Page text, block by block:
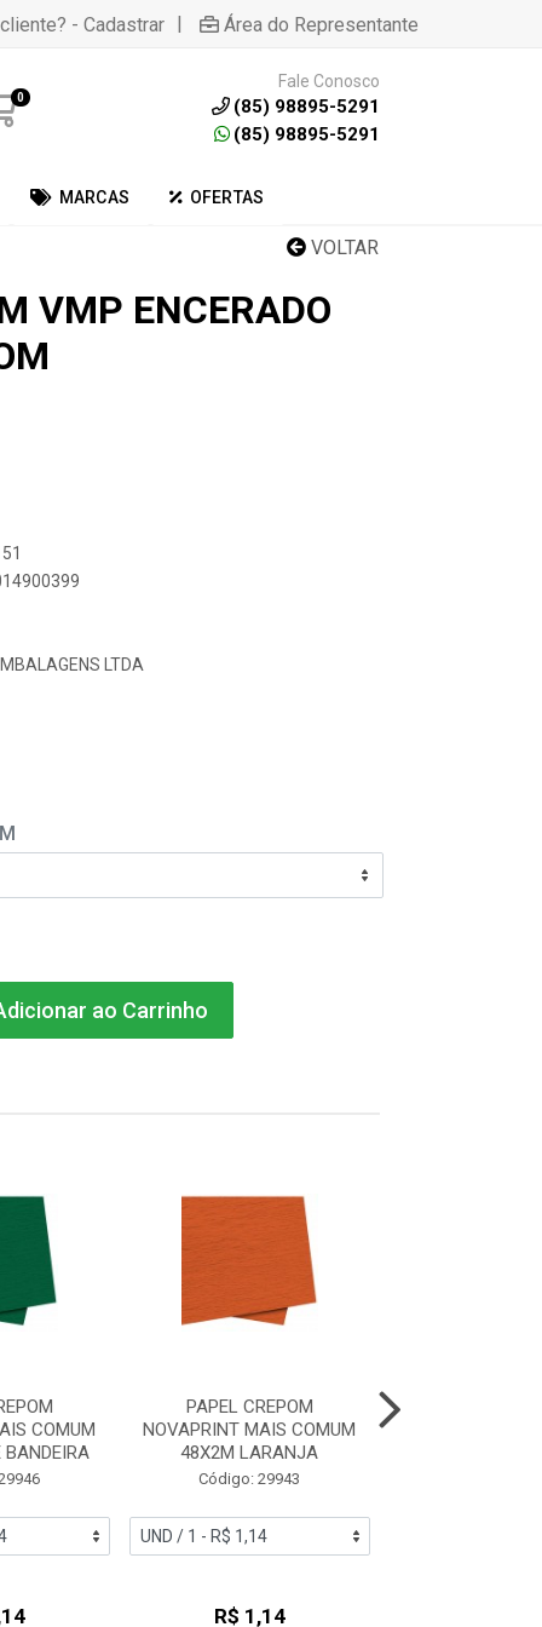
- Cadastrar | Área do Representante
0
Fale Conosco
(85) 98895-5291
(85) 98895-5291
MARCAS OFERTAS
VOLTAR
VMP ENCERADO
LTDA
ao Carrinho
COMUM
BANDEIRA
PAPEL CREPOM
NOVAPRINT MAIS COMUM
48X2M LARANJA
Código: 29943
R$ 1,14